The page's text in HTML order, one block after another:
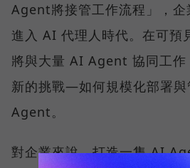
Agent將接管工作流程」，企
進入 AI 代理人時代。在可預
將與大量 AI Agent 協同工作
新的挑戰—如何規模化部署
Agent。
對企業來說，打造一隻 AI